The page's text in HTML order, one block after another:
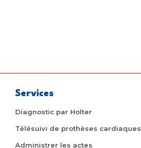
Services
Diagnostic par Holter
Télésuivi de prothèses cardiaques
Administrer les actes